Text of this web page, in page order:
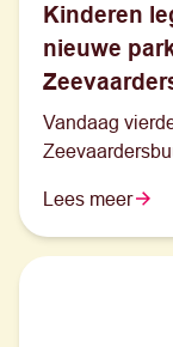
Kinderen
nieuwe
Vandaag
symbolisch de
parktuin-
Lees meer